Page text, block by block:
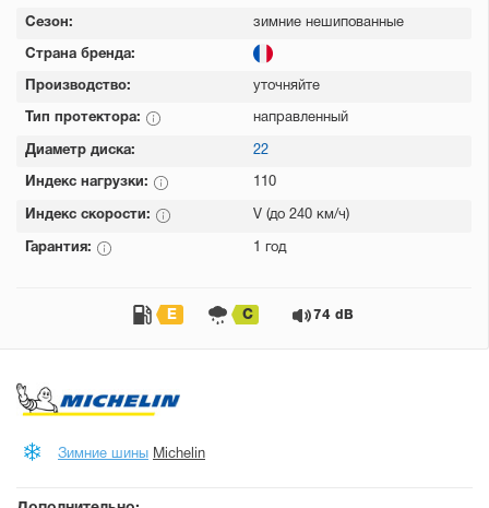
Сезон: зимние нешипованные
Страна бренда:
Производство: уточняйте
Тип протектора: направленный
Диаметр диска: 22
Индекс нагрузки: 110
Индекс скорости: V (до 240 км/ч)
Гарантия: 1 год
E C 74 dB
Зимние шины Michelin